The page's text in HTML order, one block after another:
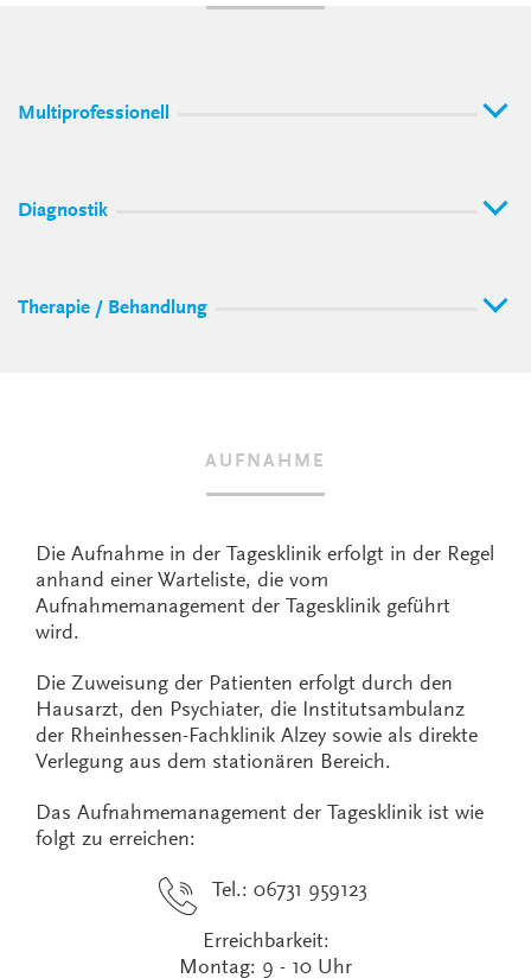
Multiprofessionell
Diagnostik
Therapie / Behandlung
AUFNAHME
Die Aufnahme in der Tagesklinik erfolgt in der Regel
anhand einer Warteliste, die vom
Aufnahmemanagement der Tagesklinik geführt
wird.
Die Zuweisung der Patienten erfolgt durch den
Hausarzt, den Psychiater, die Institutsambulanz
der Rheinhessen-Fachklinik Alzey sowie als direkte
Verlegung aus dem stationären Bereich.
Das Aufnahmemanagement der Tagesklinik ist wie
folgt zu erreichen:
Tel.: 06731 959123
Erreichbarkeit:
Montag: 9 - 10 Uhr